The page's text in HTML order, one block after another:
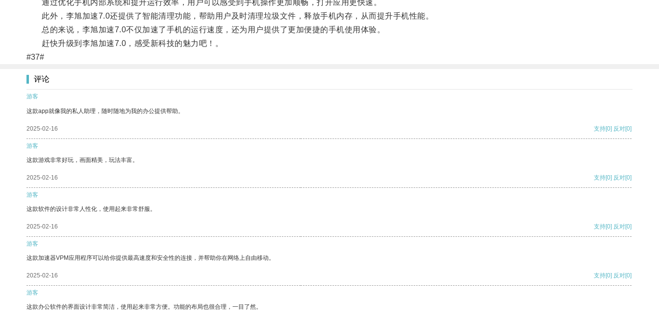
通过优化手机内部系统和提升运行效率，用户可以感受到手机操作更加顺畅，打开应用更快速。
此外，李旭加速7.0还提供了智能清理功能，帮助用户及时清理垃圾文件，释放手机内存，从而提升手机性能。
总的来说，李旭加速7.0不仅加速了手机的运行速度，还为用户提供了更加便捷的手机使用体验。
赶快升级到李旭加速7.0，感受新科技的魅力吧！。
#37#
评论
游客
这款app就像我的私人助理，随时随地为我的办公提供帮助。
2025-02-16 支持[0] 反对[0]
游客
这款游戏非常好玩，画面精美，玩法丰富。
2025-02-16 支持[0] 反对[0]
游客
这款软件的设计非常人性化，使用起来非常舒服。
2025-02-16 支持[0] 反对[0]
游客
这款加速器VPM应用程序可以给你提供最高速度和安全性的连接，并帮助你在网络上自由移动。
2025-02-16 支持[0] 反对[0]
游客
这款办公软件的界面设计非常简洁，使用起来非常方便。功能的布局也很合理，一目了然。